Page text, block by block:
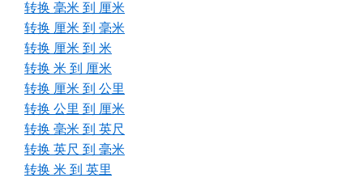
转换 毫米 到 厘米
转换 厘米 到 毫米
转换 厘米 到 米
转换 米 到 厘米
转换 厘米 到 公里
转换 公里 到 厘米
转换 毫米 到 英尺
转换 英尺 到 毫米
转换 米 到 英里